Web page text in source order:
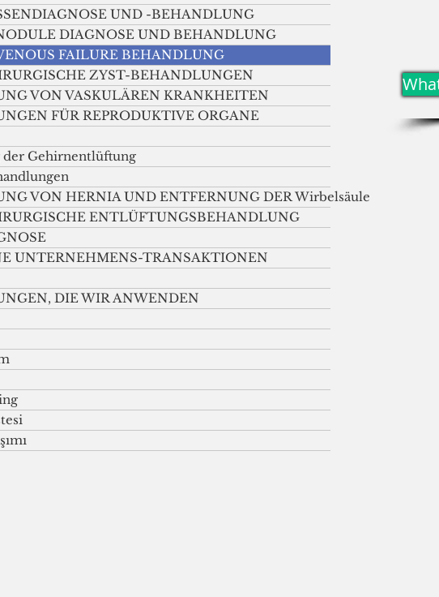
UND -BEHANDLUNG
DIAGNOSE UND BEHANDLUNG
FAILURE BEHANDLUNG
ZYST-BEHANDLUNGEN
VON VASKULÄREN KRANKHEITEN
FÜR REPRODUKTIVE ORGANE
der Gehirnentlüftung
VON HERNIA UND ENTFERNUNG DER Wirbelsäule
ENTLÜFTUNGSBEHANDLUNG
UNTERNEHMENS-TRANSAKTIONEN
DIE WIR ANWENDEN